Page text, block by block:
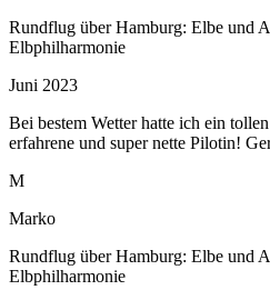
Rundflug über Hamburg: Elbe und
Elbphilharmonie
Juni 2023
Bei bestem Wetter hatte ich ein
erfahrene und super nette Pilotin!
M
Marko
Rundflug über Hamburg: Elbe und
Elbphilharmonie